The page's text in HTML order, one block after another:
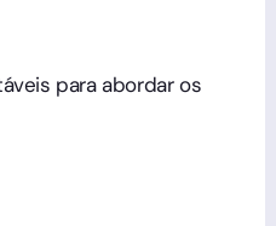
para abordar os